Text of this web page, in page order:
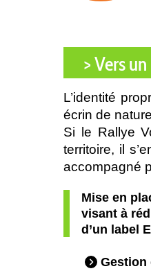
> Vers
L’identité
écrin de
Si le Rallye
territoire, il
accompagné
Mise en
visant à
d’un label
Gestion